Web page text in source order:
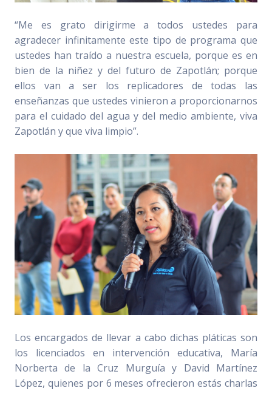
“Me es grato dirigirme a todos ustedes para
agradecer infinitamente este tipo de programa que
ustedes han traído a nuestra escuela, porque es en
bien de la niñez y del futuro de Zapotlán; porque
ellos van a ser los replicadores de todas las
enseñanzas que ustedes vinieron a proporcionarnos
para el cuidado del agua y del medio ambiente, viva
Zapotlán y que viva limpio”.
Los encargados de llevar a cabo dichas pláticas son
los licenciados en intervención educativa, María
Norberta de la Cruz Murguía y David Martínez
López, quienes por 6 meses ofrecieron estás charlas